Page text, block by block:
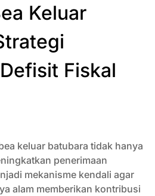
Keluar
Fiskal
keluar batubara tidak hanya
penerimaan
mekanisme kendali agar
alam memberikan kontribusi